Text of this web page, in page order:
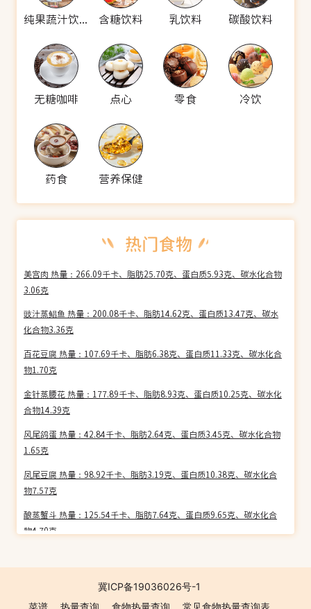
纯果蔬汁饮料 含糖饮料 乳饮料 碳酸饮料
无糖咖啡 点心 零食 冷饮
药食 营养保健
美宫肉 热量：266.09千卡、脂肪25.70克、蛋白质5.93克、碳水化合物
3.06克
豉汁蒸鲳鱼 热量：200.08千卡、脂肪14.62克、蛋白质13.47克、碳水
化合物3.36克
百花豆腐 热量：107.69千卡、脂肪6.38克、蛋白质11.33克、碳水化合
物1.70克
金针蒸腰花 热量：177.89千卡、脂肪8.93克、蛋白质10.25克、碳水化
合物14.39克
风尾鸽蛋 热量：42.84千卡、脂肪2.64克、蛋白质3.45克、碳水化合物
1.65克
凤尾豆腐 热量：98.92千卡、脂肪3.19克、蛋白质10.38克、碳水化合
物7.57克
酿蒸蟹斗 热量：125.54千卡、脂肪7.64克、蛋白质9.65克、碳水化合
物4.70克
合物5.02克
龙舟活鱼 热量：108.69千卡、脂肪3.59克、蛋白质18.62克、碳水化合
冀ICP备19036026号-1